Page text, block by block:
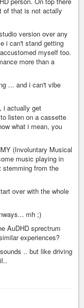
of that is not actally
version over any
i can't stand getting
myself too.
more than a
... and i can't vibe
i actually get
to listen on a cassette
what i mean, you
(Involuntary Musical
music playing in
from the
over with the whole
mh ;)
AuDHD sprectrum
experiences?
.. but like driving